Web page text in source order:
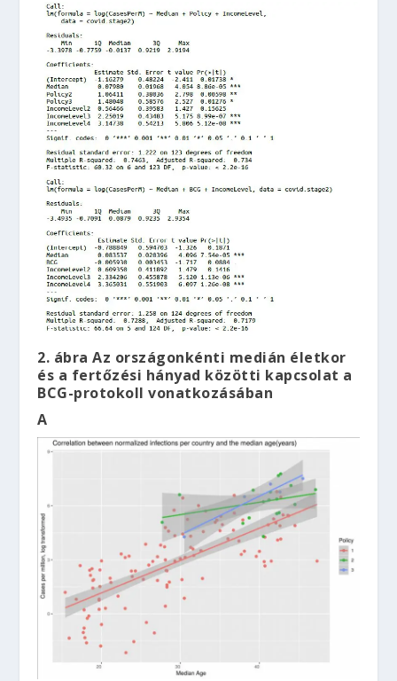
2. ábra Az országonkénti medián életkor
és a fertőzési hányad közötti kapcsolat a
BCG-protokoll vonatkozásában
A